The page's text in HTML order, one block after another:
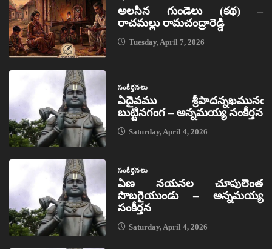
అలసిన గుండెలు (కథ) –
రాచమల్లు రామచంద్రారెడ్డి
Tuesday, April 7, 2026
సంకీర్తనలు
ఏదైవము శ్రీపాదన్నఖమునఁ
బుట్టినగంగ – అన్నమయ్య సంకీర్తన
Saturday, April 4, 2026
సంకీర్తనలు
ఏణ నయనల చూపులెంత
సొబగైయుండు – అన్నమయ్య
సంకీర్తన
Saturday, April 4, 2026